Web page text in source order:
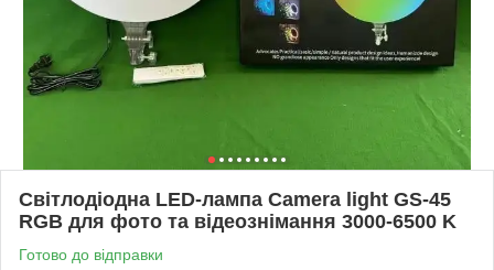
Світлодіодна LED-лампа Camera light GS-45
RGB для фото та відеознімання 3000-6500 K
Готово до відправки